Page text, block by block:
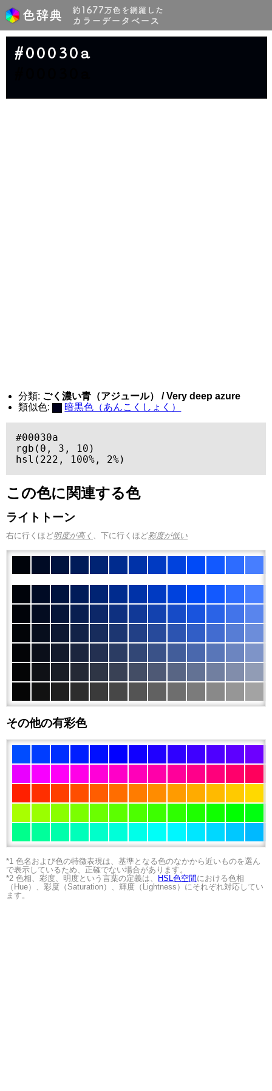
#00030a
分類: ごく濃い青（アジュール） / Very deep azure
類似色:
暗黒色（あんこくしょく）
#00030a
rgb(0, 3, 10)
hsl(222, 100%, 2%)
この色に関連する色
ライトトーン
右に行くほど明度が高く 、下に行くほど彩度が低い
その他の有彩色
*1 色名および色の特徴表現は、基準となる色のなかから近いものを選ん
で表示しているため、正確でない場合があります。
*2 色相、彩度、明度という言葉の定義は、
HSL色空間 における色相
（Hue）、彩度（Saturation）、輝度（Lightness）にそれぞれ対応してい
ます。